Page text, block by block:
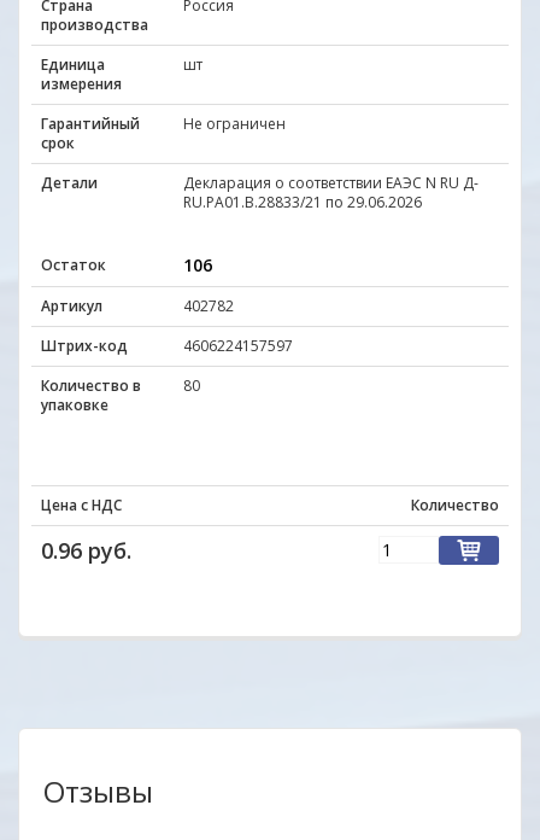
Страна
производства
Россия
Единица
измерения
шт
Гарантийный
срок
Не ограничен
Детали
Декларация о соответствии ЕАЭС N RU Д-
RU.РА01.B.28833/21 по 29.06.2026
Остаток 106
Артикул
402782
Штрих-код
4606224157597
Количество в
упаковке
80
Цена с НДС Количество
0.96 руб.
Отзывы